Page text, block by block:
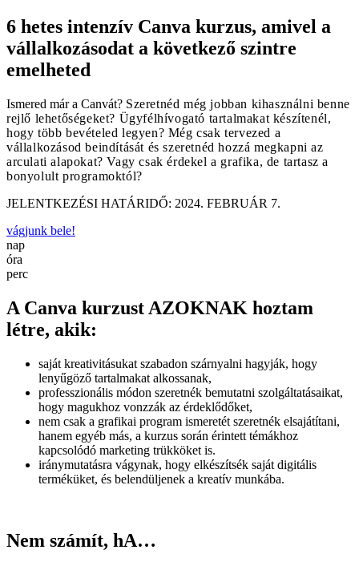
6 hetes intenzív Canva kurzus, amivel a
vállalkozásodat a következő szintre
emelheted
Ismered már a Canvát? Szeretnéd még jobban kihasználni benne
rejlő lehetőségeket? Ügyfélhívogató tartalmakat készítenél,
hogy több bevételed legyen? Még csak tervezed a
vállalkozásod beindítását és szeretnéd hozzá megkapni az
arculati alapokat? Vagy csak érdekel a grafika, de tartasz a
bonyolult programoktól?
JELENTKEZÉSI HATÁRIDŐ: 2024. FEBRUÁR 7.
vágjunk bele!
nap
óra
perc
A Canva kurzust AZOKNAK hoztam
létre, akik:
saját kreativitásukat szabadon szárnyalni hagyják, hogy
lenyűgöző tartalmakat alkossanak,
professzionális módon szeretnék bemutatni szolgáltatásaikat,
hogy magukhoz vonzzák az érdeklődőket,
nem csak a grafikai program ismeretét szeretnék elsajátítani,
hanem egyéb más, a kurzus során érintett témákhoz
kapcsolódó marketing trükköket is.
iránymutatásra vágynak, hogy elkészítsék saját digitális
terméküket, és belendüljenek a kreatív munkába.
Nem számít, hA…